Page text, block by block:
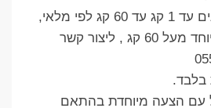
נמכרת במשקלים שונים עד 1 קג עד 60 קג לפי מלאי,
וניתן להזמין משקל מיוחד מעל 60 קג , ליצור קשר
בלבד.
עם הצעה מיוחדת בהתאם